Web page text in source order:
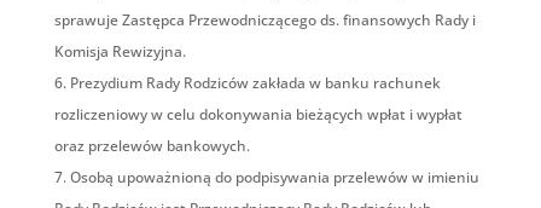
sprawuje Zastępca Przewodniczącego ds. finansowych Rady i
Komisja Rewizyjna.
Prezydium Rady Rodziców zakłada w banku rachunek
rozliczeniowy w celu dokonywania bieżących wpłat i wypłat
oraz przelewów bankowych.
Osobą upoważnioną do podpisywania przelewów w imieniu